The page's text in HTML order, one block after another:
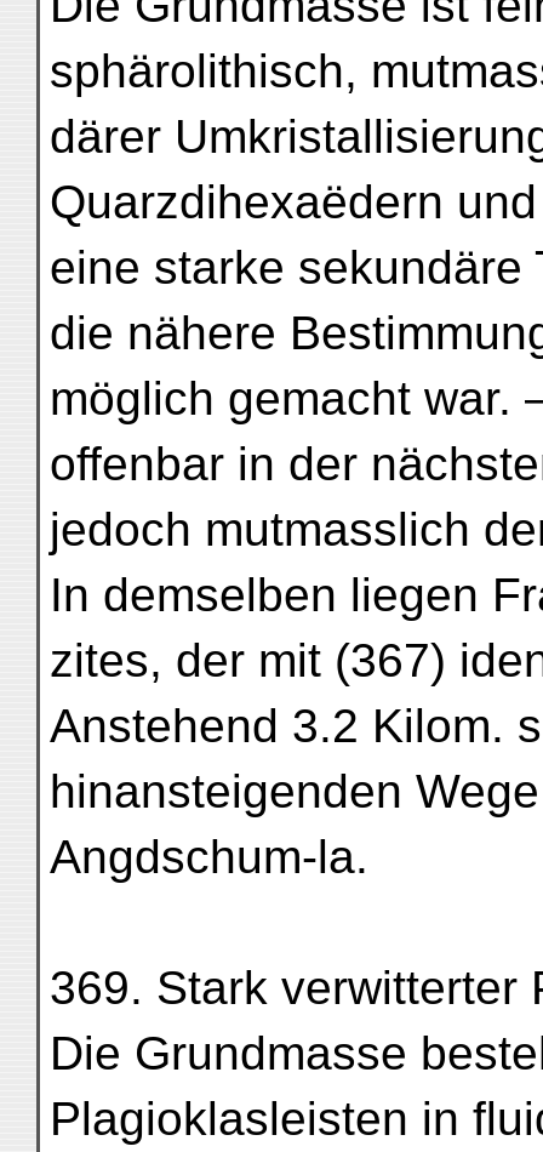
sphärolithisch,
därer
Quarzdihexaëdern
eine starke sekundäre
die nähere
möglich gemacht
offenbar in der
jedoch mutmasslich
In demselben liegen
zites, der mit (367)
Anstehend 3.2 Kilom.
hinansteigenden
Angdschum-la.
369. Stark verwitterter
Die Grundmasse
Plagioklasleisten in